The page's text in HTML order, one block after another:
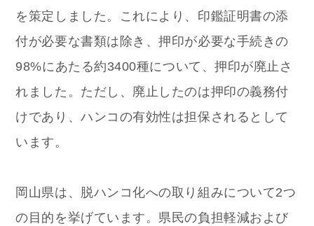
を策定しました。これにより、印鑑証明書の添
付が必要な書類は除き、押印が必要な手続きの
98%にあたる約3400種について、押印が廃止さ
れました。ただし、廃止したのは押印の義務付
けであり、ハンコの有効性は担保されるとして
います。
岡山県は、脱ハンコ化への取り組みについて2つ
の目的を挙げています。県民の負担軽減および